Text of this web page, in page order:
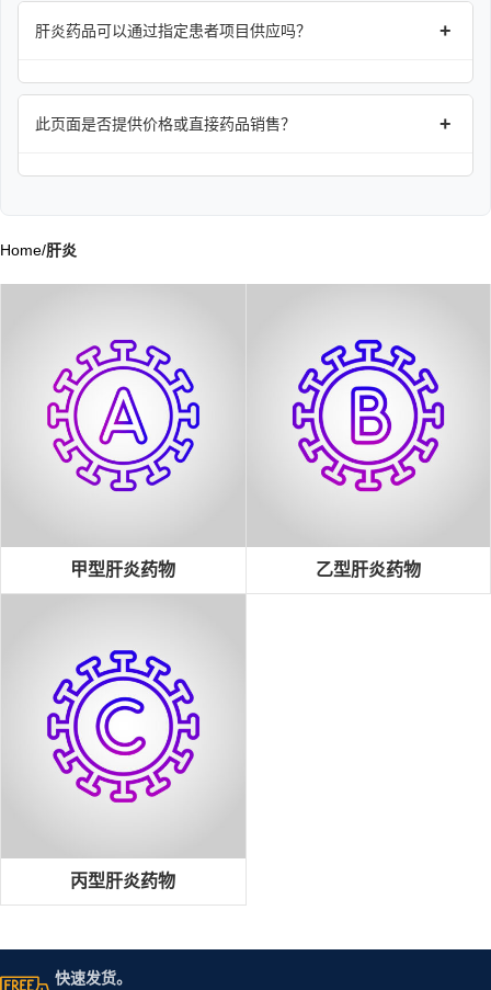
肝炎药品可以通过指定患者项目供应吗？ +
此页面是否提供价格或直接药品销售？ +
Home/肝炎
甲型肝炎药物 乙型肝炎药物
丙型肝炎药物
快速发货。